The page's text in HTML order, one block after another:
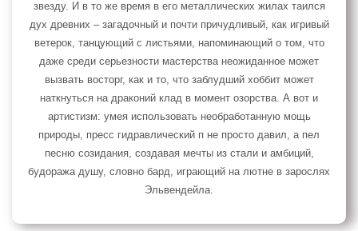
звезду. И в то же время в его металлических жилах таился
дух древних – загадочный и почти причудливый, как игривый
ветерок, танцующий с листьями, напоминающий о том, что
даже среди серьезности мастерства неожиданное может
вызвать восторг, как и то, что заблудший хоббит может
наткнуться на драконий клад в момент озорства. А вот и
артистизм: умея использовать необработанную мощь
природы, пресс гидравлический п не просто давил, а пел
песню созидания, создавая мечты из стали и амбиций,
будоража душу, словно бард, играющий на лютне в зарослях
Эльвендейла.